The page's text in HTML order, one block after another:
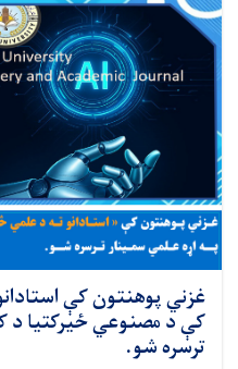
غزني پوهنتون کې
کې د مصنوعي ځیرکتیا د
ترسره شو.